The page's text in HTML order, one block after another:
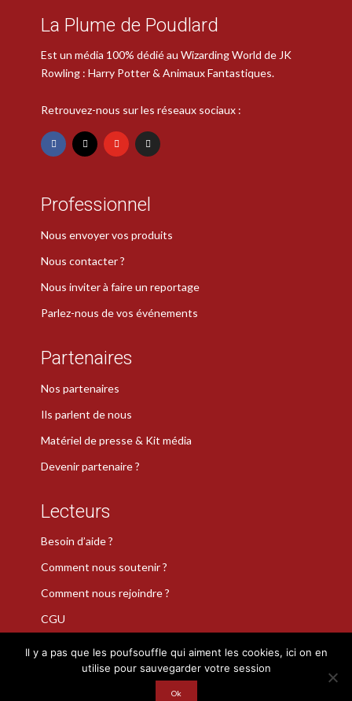
La Plume de Poudlard
Est un média 100% dédié au Wizarding World de JK
Rowling : Harry Potter & Animaux Fantastiques.
Retrouvez-nous sur les réseaux sociaux :
Professionnel
Nous envoyer vos produits
Nous contacter ?
Nous inviter à faire un reportage
Parlez-nous de vos événements
Partenaires
Nos partenaires
Ils parlent de nous
Matériel de presse & Kit média
Devenir partenaire ?
Lecteurs
Besoin d’aide ?
Comment nous soutenir ?
Comment nous rejoindre ?
CGU
La Plume de Poudlard est une marque déposée · Copyright 2026
· Tous droits réservés
Il y a pas que les poufsouffle qui aiment les cookies, ici on en
utilise pour sauvegarder votre session
Ok